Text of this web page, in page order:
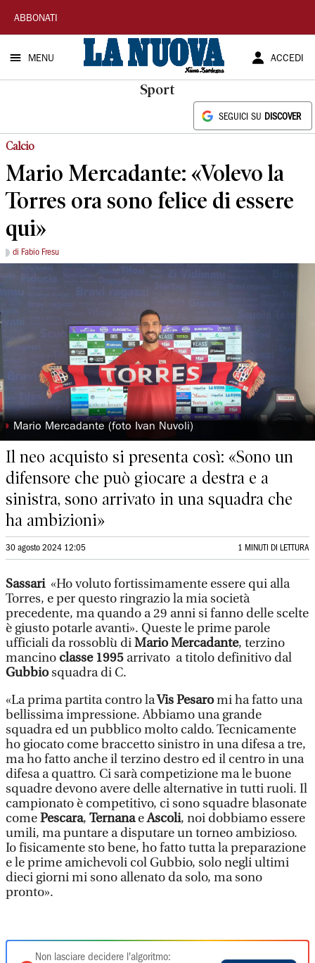
La
Nuova
Sardegna
ABBONATI
MENU ACCEDI
Sport
SEGUICI SU DISCOVER
Calcio
Mario Mercadante: «Volevo la
Torres ora sono felice di essere
qui»
di Fabio Fresu
◗ Mario Mercadante (foto Ivan Nuvoli)
Il neo acquisto si presenta così: «Sono un
difensore che può giocare a destra e a
sinistra, sono arrivato in una squadra che
ha ambizioni»
30 agosto 2024 12:05 1 MINUTI DI LETTURA
Sassari «Ho voluto fortissimamente essere qui alla
Torres, e per questo ringrazio la mia società
precedente, ma quando a 29 anni si fanno delle scelte
è giusto potarle avanti». Queste le prime parole
ufficiali da rossoblù diMario Mercadante, terzino
mancino classe 1995 arrivato a titolo definitivo dal
Gubbiosquadra di C.
«La prima partita contro laVis Pesaromi ha fatto una
bellissima impressione. Abbiamo una grande
squadra ed un pubblico molto caldo. Tecnicamente
ho giocato come braccetto sinistro in una difesa a tre,
ma ho fatto anche il terzino destro ed il centro in una
difesa a quattro. Ci sarà competizione ma le buone
squadre devono avere delle alternative in tutti ruoli. Il
campionato è competitivo, ci sono squadre blasonate
comePescara, TernanaeAscoli, noi dobbiamo essere
umili, ma puntare a disputare un torneo ambizioso.
Io fisicamente sto bene, ho fatto tutta la preparazione
e le prime amichevoli col Gubbio, solo negli ultimi
dieci giorni mi sono allenato da solo, ma sono
pronto».
Non lasciare decidere l'algoritmo: